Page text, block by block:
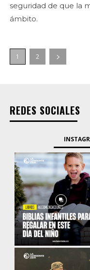
seguridad de que la
ámbito.
1 2
REDES SOCIALES